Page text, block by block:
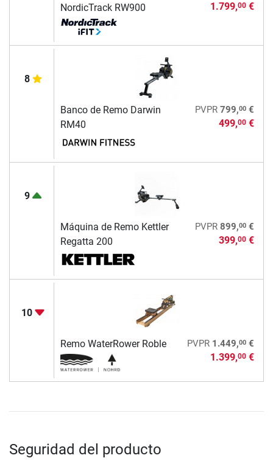
NordicTrack RW900
1.799,00€
8
Banco de Remo Darwin
RM40
PVPR 799,00€
499,00€
9
Máquina de Remo Kettler
Regatta 200
PVPR 899,00€
399,00€
10
Remo WaterRower Roble PVPR 1.449,00€
1.399,00€
Seguridad del producto